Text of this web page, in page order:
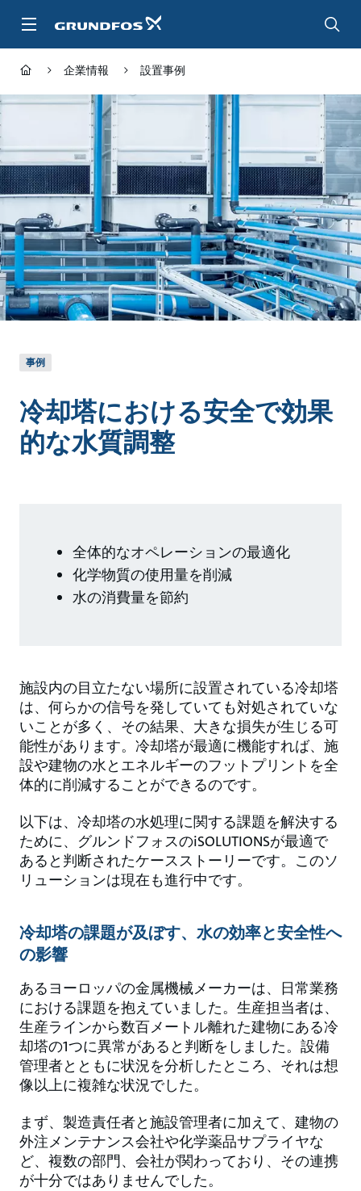
テ
ン
ツ
に
ス
キ
ッ
企業情報 設置事例
事例
冷却塔における安全で効果
的な水質調整
全体的なオペレーションの最適化
化学物質の使用量を削減
水の消費量を節約
施設内の目立たない場所に設置されている冷却塔
は、何らかの信号を発していても対処されていな
いことが多く、その結果、大きな損失が生じる可
能性があります。冷却塔が最適に機能すれば、施
設や建物の水とエネルギーのフットプリントを全
体的に削減することができるのです。
以下は、冷却塔の水処理に関する課題を解決する
ために、グルンドフォスのiSOLUTIONSが最適で
あると判断されたケースストーリーです。このソ
リューションは現在も進行中です。
冷却塔の課題が及ぼす、水の効率と安全性へ
の影響
あるヨーロッパの金属機械メーカーは、日常業務
における課題を抱えていました。生産担当者は、
生産ラインから数百メートル離れた建物にある冷
却塔の1つに異常があると判断をしました。設備
管理者とともに状況を分析したところ、それは想
像以上に複雑な状況でした。
まず、製造責任者と施設管理者に加えて、建物の
外注メンテナンス会社や化学薬品サプライヤな
ど、複数の部門、会社が関わっており、その連携
が十分ではありませんでした。